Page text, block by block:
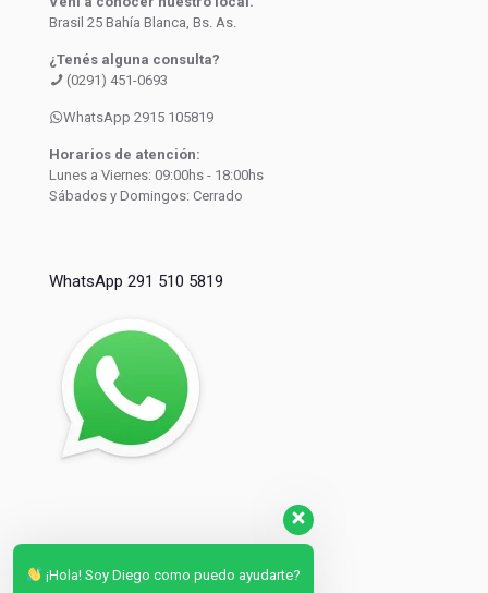
Brasil 25 Bahía Blanca, Bs. As.
¿Tenés alguna consulta?
(0291) 451-0693
WhatsApp 2915 105819
Horarios de atención:
Lunes a Viernes: 09:00hs - 18:00hs
Sábados y Domingos: Cerrado
WhatsApp 291 510 5819
¡Hola! Soy Diego como puedo ayudarte?